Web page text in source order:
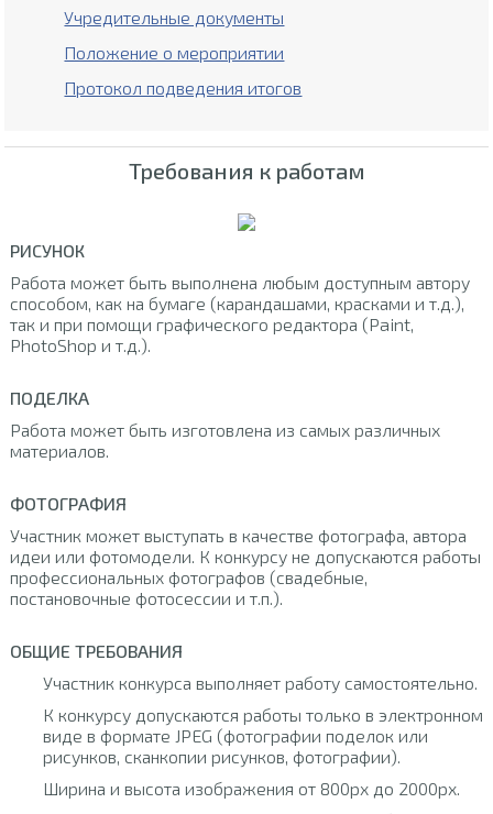
Учредительные документы
Положение о мероприятии
Протокол подведения итогов
Требования к работам
РИСУНОК
Работа может быть выполнена любым доступным автору
способом, как на бумаге (карандашами, красками и т.д.),
так и при помощи графического редактора (Paint,
PhotoShop и т.д.).
ПОДЕЛКА
Работа может быть изготовлена из самых различных
материалов.
ФОТОГРАФИЯ
Участник может выступать в качестве фотографа, автора
идеи или фотомодели. К конкурсу не допускаются работы
профессиональных фотографов (свадебные,
постановочные фотосессии и т.п.).
ОБЩИЕ ТРЕБОВАНИЯ
Участник конкурса выполняет работу самостоятельно.
К конкурсу допускаются работы только в электронном
виде в формате JPEG (фотографии поделок или
рисунков, сканкопии рисунков, фотографии).
Ширина и высота изображения от 800px до 2000px.